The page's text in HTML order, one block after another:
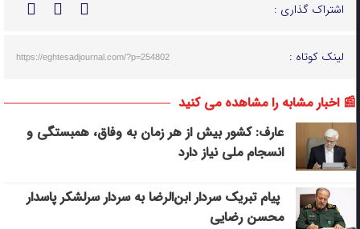
اشتراک گذاری :
لینک کوتاه : https://eghtesadjournal.com/?p=254802
📰 اخبار مشابه را مشاهده می کنید
عارف: کشور بیش از هر زمان به وفاق، همبستگی و
انسجام ملی نیاز دارد
پیام تبریک سردار ابن‌الرضا به سردار سرلشکر پاسدار
محسن رضایی